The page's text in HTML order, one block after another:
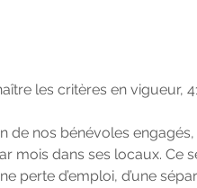
les critères en vigueur,
de nos bénévoles
dans ses locaux. Ce
perte d’emploi, d’une